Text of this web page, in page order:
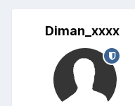
Diman_xxxx